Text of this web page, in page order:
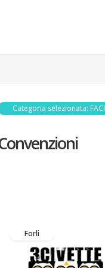
Categoria selezionata:
Forli